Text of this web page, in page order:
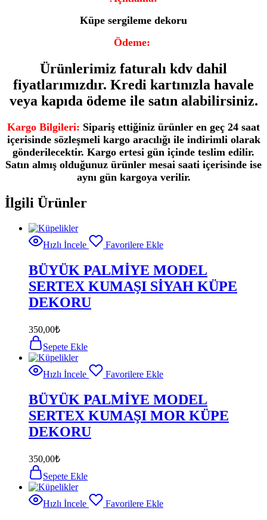
Küpe sergileme dekoru
Ödeme:
Ürünlerimiz faturalı kdv dahil
fiyatlarımızdır. Kredi kartınızla havale
veya kapıda ödeme ile satın alabilirsiniz.
Kargo Bilgileri: Sipariş ettiğiniz ürünler en geç 24 saat
içerisinde sözleşmeli kargo aracılığı ile indirimli olarak
gönderilecektir. Kargo ertesi gün içinde teslim edilir.
Satın almış olduğunuz ürünler mesai saati içerisinde ise
aynı gün kargoya verilir.
İlgili Ürünler
Hızlı İncele Favorilere Ekle
BÜYÜK PALMİYE MODEL
SERTEX KUMAŞI SİYAH KÜPE
DEKORU
350,00₺
Sepete Ekle
Hızlı İncele Favorilere Ekle
BÜYÜK PALMİYE MODEL
SERTEX KUMAŞI MOR KÜPE
DEKORU
350,00₺
Sepete Ekle
Hızlı İncele Favorilere Ekle